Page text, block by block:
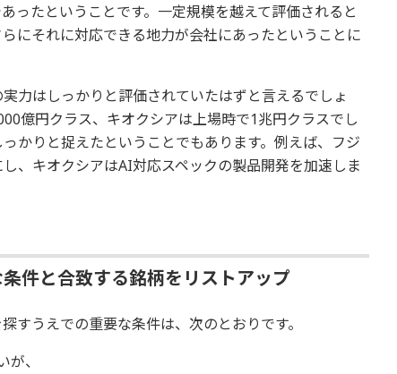
ったということです。一定規模を越えて評価されると
にそれに対応できる地力が会社にあったということに
力はしっかりと評価されていたはずと言えるでしょ
億円クラス、キオクシアは上場時で1兆円クラスでし
かりと捉えたということでもあります。例えば、フジ
、キオクシアはAI対応スペックの製品開発を加速しま
件と合致する銘柄をリストアップ
すうえでの重要な条件は、次のとおりです。
、